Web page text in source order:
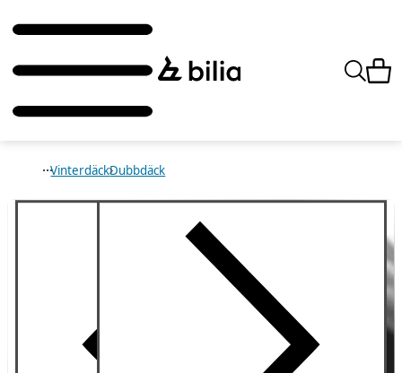
VinterdäckDubbdäck